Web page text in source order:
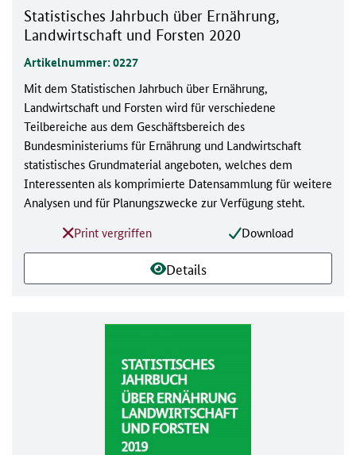
Statistisches Jahrbuch über Ernährung,
Landwirtschaft und Forsten 2020
Artikelnummer: 0227
Mit dem Statistischen Jahrbuch über Ernährung,
Landwirtschaft und Forsten wird für verschiedene
Teilbereiche aus dem Geschäftsbereich des
Bundesministeriums für Ernährung und Landwirtschaft
statistisches Grundmaterial angeboten, welches dem
Interessenten als komprimierte Datensammlung für weitere
Analysen und für Planungszwecke zur Verfügung steht.
Print vergriffen
Download
Details